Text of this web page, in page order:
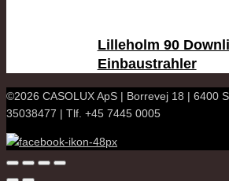
Lilleholm 90
Einbaustrahler
©2026 CASOLUX ApS | Borrevej 18 | 6400
35038477 | Tlf. +45 7445 0005